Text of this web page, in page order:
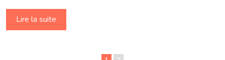
Lire la suite